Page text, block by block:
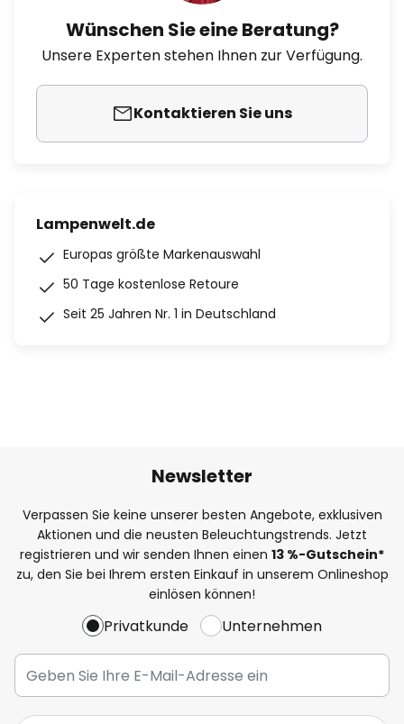
Wünschen Sie eine Beratung?
Unsere Experten stehen Ihnen zur Verfügung.
Kontaktieren Sie uns
Lampenwelt.de
Europas größte Markenauswahl
50 Tage kostenlose Retoure
Seit 25 Jahren Nr. 1 in Deutschland
Newsletter
Verpassen Sie keine unserer besten Angebote, exklusiven
Aktionen und die neusten Beleuchtungstrends. Jetzt
registrieren und wir senden Ihnen einen 13 %-Gutschein*
zu, den Sie bei Ihrem ersten Einkauf in unserem Onlineshop
einlösen können!
Privatkunde Unternehmen